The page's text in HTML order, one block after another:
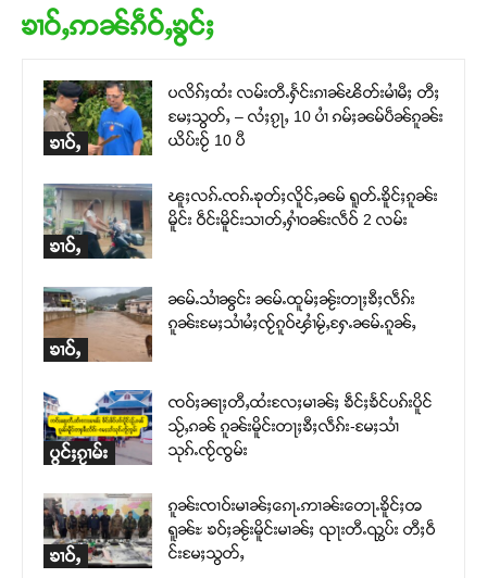
ၶၢဝ်ႇဢၼ်ၵဵဝ်ႇၶွင်ႈ
ၶၢဝ်ႇ
ပလိၵ်ႈထႆး လမ်းတီႉႁႅင်းၵၢၼ်ၽိတ်းမၢႆမီႈ တီႈ
မႄႈသွတ်ႇ – လႆႈၵႂႃႇ 10 ပၢႆ ၵမ်ႈၼမ်ပဵၼ်ၵူၼ်း
ယိပ်းဝႂ် 10 ပီ
ၶၢဝ်ႇ
ၽူႈလၵ်ႉၸၵ်ႉၶုတ်ႈလိူင်ႇၼမ် ရူတ်ႉၶိူင်ႈၵူၼ်း
မိူင်း ဝဵင်းမိူင်းသၢတ်ႇႁၢႆဝၼ်းလဵဝ် 2 လမ်း
ၶၢဝ်ႇ
ၼမ်ႉသၢႆၼွင်း ၼမ်ႉထူမ်ႈၼႂ်းတႃႈၶီႈလဵၵ်း
ၵူၼ်းမႄႈသၢႆမႆႈၸႂ်ၵူဝ်ၾၢႆမႂ်ႇႁႄႉၼမ်ႉၵူၼ်ႇ
ပွင်ႈၵႂၢမ်း
ၸဝ်ႈၼႃႈတီႇထႆးလႄႈမၢၼ်ႈ ၶဵင်ႈၶႅင်ပၵ်းပိူင်
သႂ်ႇၵၼ် ၵူၼ်းမိူင်းတႃႈၶီႈလဵၵ်း-မႄႈသၢႆ
သုၵ်ႉၸႂ်ၸွမ်း
ၶၢဝ်ႇ
ၵူၼ်းၸၢဝ်းမၢၼ်ႈၵေႃႉဢၢၼ်းတေႃႉၶိူင်ႈၻ
ရူၼ်ႊ ၶဝ်ႈၼႂ်းမိူင်းမၢၼ်ႈ ၺႃးတီႉၺွပ်း တီႈဝဵ
င်းမႄႈသွတ်ႇ